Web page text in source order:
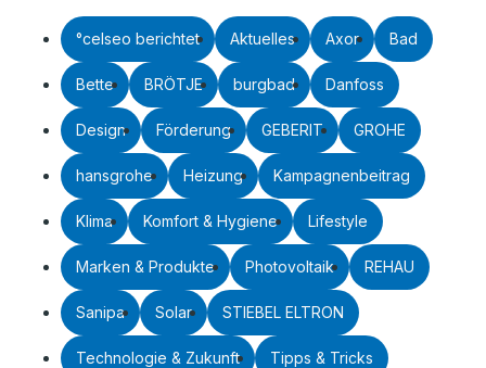
°celseo berichtet Aktuelles Axor Bad
Bette BRÖTJE burgbad Danfoss
Design Förderung GEBERIT GROHE
hansgrohe Heizung Kampagnenbeitrag
Klima Komfort & Hygiene Lifestyle
Marken & Produkte Photovoltaik REHAU
Sanipa Solar STIEBEL ELTRON
Technologie & Zukunft Tipps & Tricks